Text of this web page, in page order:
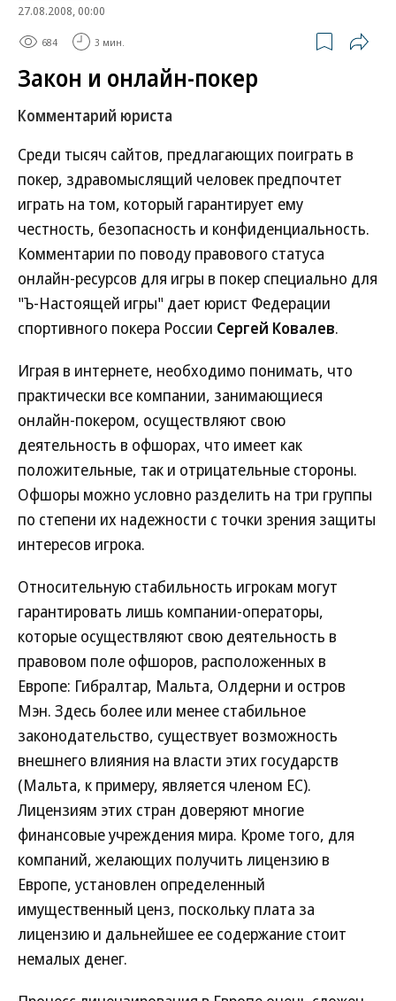
27.08.2008, 00:00
684 3 мин.
Закон и онлайн-покер
Комментарий юриста
Среди тысяч сайтов, предлагающих поиграть в
покер, здравомыслящий человек предпочтет
играть на том, который гарантирует ему
честность, безопасность и конфиденциальность.
Комментарии по поводу правового статуса
онлайн-ресурсов для игры в покер специально для
"Ъ-Настоящей игры" дает юрист Федерации
спортивного покера России Сергей Ковалев.
Играя в интернете, необходимо понимать, что
практически все компании, занимающиеся
онлайн-покером, осуществляют свою
деятельность в офшорах, что имеет как
положительные, так и отрицательные стороны.
Офшоры можно условно разделить на три группы
по степени их надежности с точки зрения защиты
интересов игрока.
Относительную стабильность игрокам могут
гарантировать лишь компании-операторы,
которые осуществляют свою деятельность в
правовом поле офшоров, расположенных в
Европе: Гибралтар, Мальта, Олдерни и остров
Мэн. Здесь более или менее стабильное
законодательство, существует возможность
внешнего влияния на власти этих государств
(Мальта, к примеру, является членом ЕС).
Лицензиям этих стран доверяют многие
финансовые учреждения мира. Кроме того, для
компаний, желающих получить лицензию в
Европе, установлен определенный
имущественный ценз, поскольку плата за
лицензию и дальнейшее ее содержание стоит
немалых денег.